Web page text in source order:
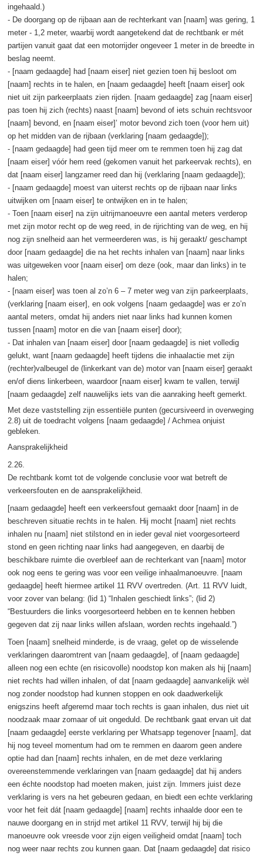
ingehaald.)
- De doorgang op de rijbaan aan de rechterkant van [naam] was gering, 1
meter - 1,2 meter, waarbij wordt aangetekend dat de rechtbank er mét
partijen vanuit gaat dat een motorrijder ongeveer 1 meter in de breedte in
beslag neemt.
- [naam gedaagde] had [naam eiser] niet gezien toen hij besloot om
[naam] rechts in te halen, en [naam gedaagde] heeft [naam eiser] ook
niet uit zijn parkeerplaats zien rijden. [naam gedaagde] zag [naam eiser]
pas toen hij zich (rechts) naast [naam] bevond of iets schuin rechtsvoor
[naam] bevond, en [naam eiser]’ motor bevond zich toen (voor hem uit)
op het midden van de rijbaan (verklaring [naam gedaagde]);
- [naam gedaagde] had geen tijd meer om te remmen toen hij zag dat
[naam eiser] vóór hem reed (gekomen vanuit het parkeervak rechts), en
dat [naam eiser] langzamer reed dan hij (verklaring [naam gedaagde]);
- [naam gedaagde] moest van uiterst rechts op de rijbaan naar links
uitwijken om [naam eiser] te ontwijken en in te halen;
- Toen [naam eiser] na zijn uitrijmanoeuvre een aantal meters verderop
met zijn motor recht op de weg reed, in de rijrichting van de weg, en hij
nog zijn snelheid aan het vermeerderen was, is hij geraakt/ geschampt
door [naam gedaagde] die na het rechts inhalen van [naam] naar links
was uitgeweken voor [naam eiser] om deze (ook, maar dan links) in te
halen;
- [naam eiser] was toen al zo’n 6 – 7 meter weg van zijn parkeerplaats,
(verklaring [naam eiser], en ook volgens [naam gedaagde] was er zo’n
aantal meters, omdat hij anders niet naar links had kunnen komen
tussen [naam] motor en die van [naam eiser] door);
- Dat inhalen van [naam eiser] door [naam gedaagde] is niet volledig
gelukt, want [naam gedaagde] heeft tijdens die inhaalactie met zijn
(rechter)valbeugel de (linkerkant van de) motor van [naam eiser] geraakt
en/of diens linkerbeen, waardoor [naam eiser] kwam te vallen, terwijl
[naam gedaagde] zelf nauwelijks iets van die aanraking heeft gemerkt.
Met deze vaststelling zijn essentiële punten (gecursiveerd in overweging
2.8) uit de toedracht volgens [naam gedaagde] / Achmea onjuist
gebleken.
Aansprakelijkheid
2.26.
De rechtbank komt tot de volgende conclusie voor wat betreft de
verkeersfouten en de aansprakelijkheid.
[naam gedaagde] heeft een verkeersfout gemaakt door [naam] in de
beschreven situatie rechts in te halen. Hij mocht [naam] niet rechts
inhalen nu [naam] niet stilstond en in ieder geval niet voorgesorteerd
stond en geen richting naar links had aangegeven, en daarbij de
beschikbare ruimte die overbleef aan de rechterkant van [naam] motor
ook nog eens te gering was voor een veilige inhaalmanoeuvre. [naam
gedaagde] heeft hiermee artikel 11 RVV overtreden. (Art. 11 RVV luidt,
voor zover van belang: (lid 1) “Inhalen geschiedt links”; (lid 2)
“Bestuurders die links voorgesorteerd hebben en te kennen hebben
gegeven dat zij naar links willen afslaan, worden rechts ingehaald.”)
Toen [naam] snelheid minderde, is de vraag, gelet op de wisselende
verklaringen daaromtrent van [naam gedaagde], of [naam gedaagde]
alleen nog een echte (en risicovolle) noodstop kon maken als hij [naam]
niet rechts had willen inhalen, of dat [naam gedaagde] aanvankelijk wèl
nog zonder noodstop had kunnen stoppen en ook daadwerkelijk
enigszins heeft afgeremd maar toch rechts is gaan inhalen, dus niet uit
noodzaak maar zomaar of uit ongeduld. De rechtbank gaat ervan uit dat
[naam gedaagde] eerste verklaring per Whatsapp tegenover [naam], dat
hij nog teveel momentum had om te remmen en daarom geen andere
optie had dan [naam] rechts inhalen, en de met deze verklaring
overeenstemmende verklaringen van [naam gedaagde] dat hij anders
een échte noodstop had moeten maken, juist zijn. Immers juist deze
verklaring is vers na het gebeuren gedaan, en biedt een echte verklaring
voor het feit dát [naam gedaagde] [naam] rechts inhaalde door een te
nauwe doorgang en in strijd met artikel 11 RVV, terwijl hij bij die
manoeuvre ook vreesde voor zijn eigen veiligheid omdat [naam] toch
nog weer naar rechts zou kunnen gaan. Dat [naam gedaagde] dat risico